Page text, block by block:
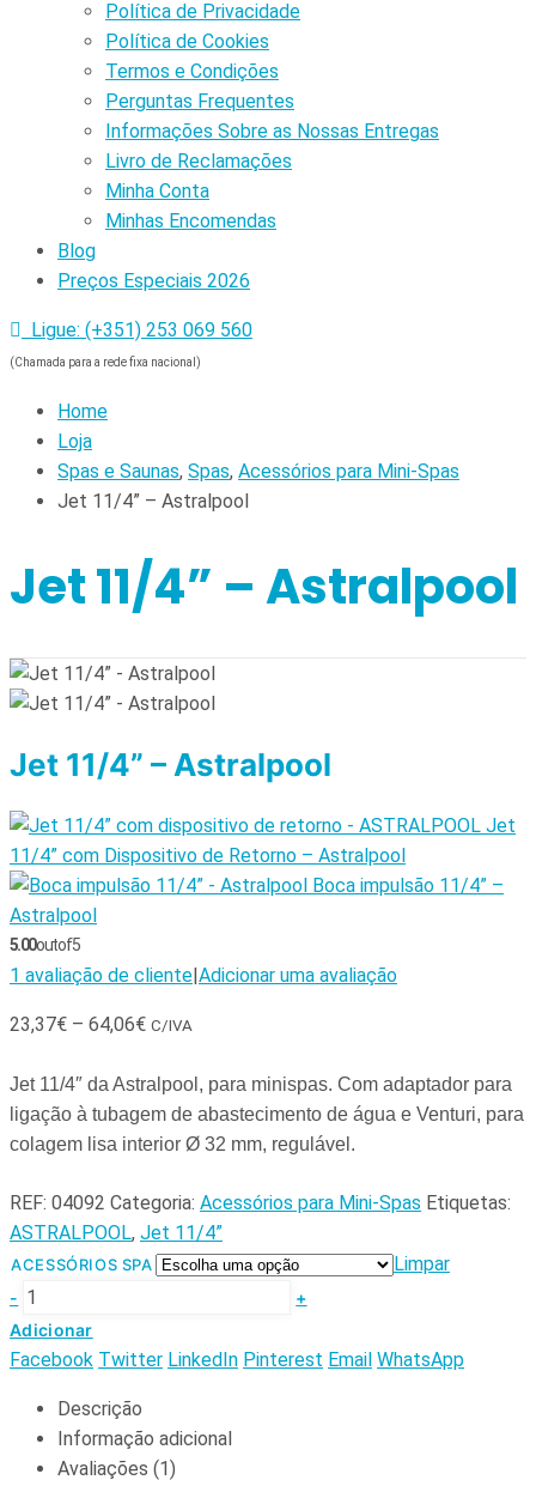
Política de Privacidade
Política de Cookies
Termos e Condições
Perguntas Frequentes
Informações Sobre as Nossas Entregas
Livro de Reclamações
Minha Conta
Minhas Encomendas
Blog
Preços Especiais 2026
Ligue: (+351) 253 069 560
(Chamada para a rede fixa nacional)
Home
Loja
Spas e Saunas, Spas, Acessórios para Mini-Spas
Jet 11/4” – Astralpool
Jet 11/4” – Astralpool
Jet 11/4” – Astralpool
Jet
11/4” com Dispositivo de Retorno – Astralpool
Boca impulsão 11/4” –
Astralpool
5.00out of 5
1 avaliação de cliente|Adicionar uma avaliação
23,37€ – 64,06€ C/IVA
Jet 11/4″ da Astralpool, para minispas. Com adaptador para
ligação à tubagem de abastecimento de água e Venturi, para
colagem lisa interior Ø 32 mm, regulável.
REF: 04092 Categoria: Acessórios para Mini-Spas Etiquetas:
ASTRALPOOL, Jet 11/4”
ACESSÓRIOS SPA Limpar
-
+
Adicionar
Facebook Twitter LinkedIn Pinterest Email WhatsApp
Descrição
Informação adicional
Avaliações (1)